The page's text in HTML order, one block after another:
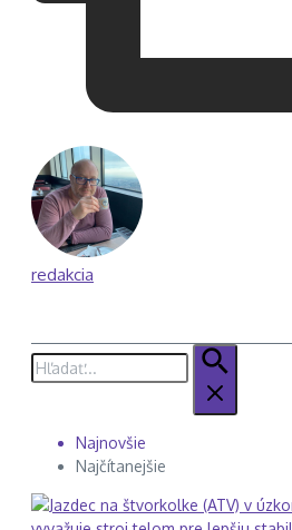
redakcia
Hľadať:
Najnovšie
Najčítanejšie